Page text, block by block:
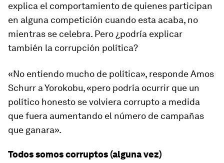
explica el comportamiento de quienes participan
en alguna competición cuando esta acaba, no
mientras se celebra. Pero ¿podría explicar
también la corrupción política?
«No entiendo mucho de política», responde Amos
Schurr a Yorokobu, «pero podría ocurrir que un
político honesto se volviera corrupto a medida
que fuera aumentando el número de campañas
que ganara».
Todos somos corruptos (alguna vez)